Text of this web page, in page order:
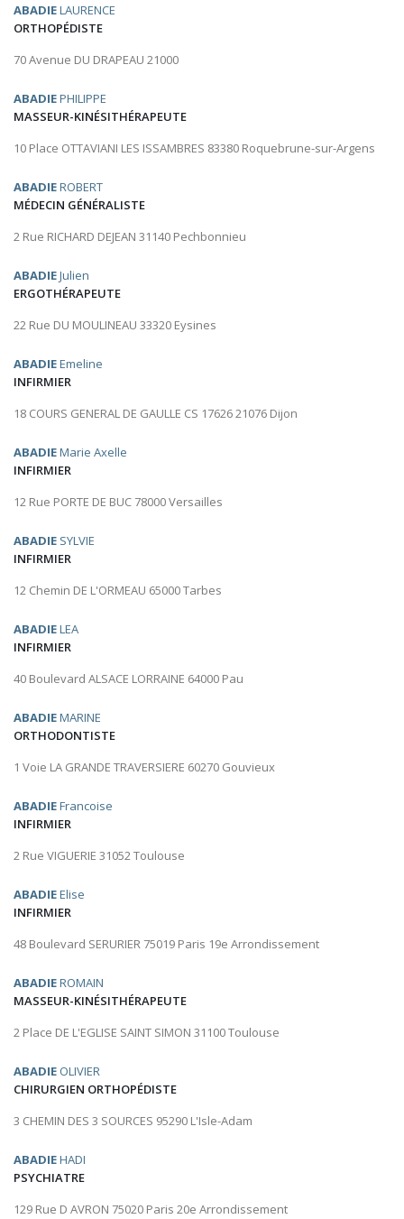
ABADIELAURENCE
ORTHOPÉDISTE
70 Avenue DU DRAPEAU 21000
ABADIEPHILIPPE
MASSEUR-KINÉSITHÉRAPEUTE
10 Place OTTAVIANI LES ISSAMBRES 83380 Roquebrune-sur-Argens
ABADIEROBERT
MÉDECIN GÉNÉRALISTE
2 Rue RICHARD DEJEAN 31140 Pechbonnieu
ABADIEJulien
ERGOTHÉRAPEUTE
22 Rue DU MOULINEAU 33320 Eysines
ABADIEEmeline
INFIRMIER
18 COURS GENERAL DE GAULLE CS 17626 21076 Dijon
ABADIEMarie Axelle
INFIRMIER
12 Rue PORTE DE BUC 78000 Versailles
ABADIE SYLVIE
INFIRMIER
12 Chemin DE L'ORMEAU 65000 Tarbes
ABADIELEA
INFIRMIER
40 Boulevard ALSACE LORRAINE 64000 Pau
ABADIEMARINE
ORTHODONTISTE
1 Voie LA GRANDE TRAVERSIERE 60270 Gouvieux
ABADIEFrancoise
INFIRMIER
2 Rue VIGUERIE 31052 Toulouse
ABADIEElise
INFIRMIER
48 Boulevard SERURIER 75019 Paris 19e Arrondissement
ABADIEROMAIN
MASSEUR-KINÉSITHÉRAPEUTE
2 Place DE L'EGLISE SAINT SIMON 31100 Toulouse
ABADIE OLIVIER
CHIRURGIEN ORTHOPÉDISTE
3 CHEMIN DES 3 SOURCES 95290 L'Isle-Adam
ABADIEHADI
PSYCHIATRE
129 Rue D AVRON 75020 Paris 20e Arrondissement